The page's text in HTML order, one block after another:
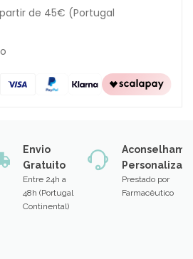
de 45€ (Portugal
Envio
Gratuito
Entre 24h a
48h (Portugal
Continental)
Prestado por
Farmacêutico